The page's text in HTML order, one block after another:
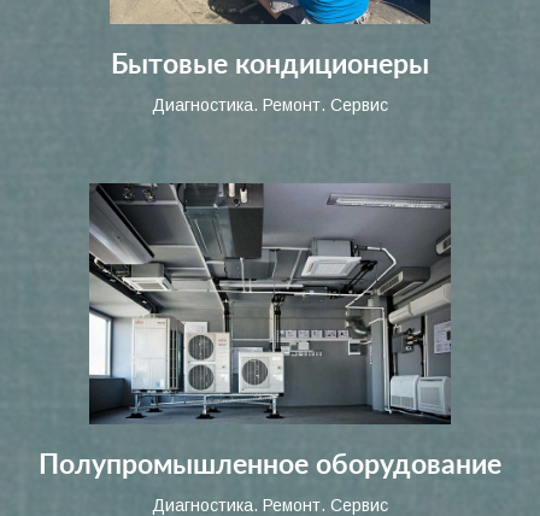
Бытовые кондиционеры
Диагностика. Ремонт. Сервис
Полупромышленное оборудование
Диагностика. Ремонт. Сервис